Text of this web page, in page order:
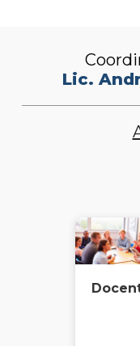
Lic.